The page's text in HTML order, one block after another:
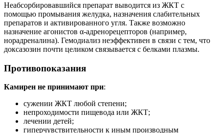
Неабсорбировавшийся препарат выводится из ЖКТ с
помощью промывания желудка, назначения слабительных
препаратов и активированного угля. Также возможно
назначение агонистов α-адренорецепторов (например,
норадреналина). Гемодиализ неэффективен в связи с тем, что
доксазозин почти целиком связывается с белками плазмы.
Противопоказания
Камирен не принимают при:
сужении ЖКТ любой степени;
непроходимости пищевода или ЖКТ;
лечении детей;
гиперчувствительности к иным производным